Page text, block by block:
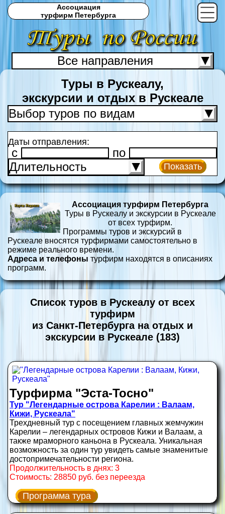
Ассоциация
турфирм Петербурга
Все направления
Туры в Рускеалу,
экскурсии и отдых в Рускеале
Выбор туров по видам
Даты отправления:
c
по
Длительность
Показать
Ассоциация турфирм Петербурга
Туры в Рускеалу и экскурсии в Рускеале
от всех турфирм.
Программы туров и экскурсий в
Рускеале вносятся турфирмами самостоятельно в
режиме реального времени.
Адреса и телефоны турфирм находятся в описаниях
программ.
Список туров в Рускеалу от всех
турфирм
из Санкт-Петербурга на отдых и
экскурсии в Рускеале (183)
Турфирма "Эста-Тосно"
Тур "Легендарные острова Карелии : Валаам,
Кижи, Рускеала"
Трехдневный тур с посещением главных жемчужин
Карелии – легендарных островов Кижи и Валаам, а
также мраморного каньона в Рускеала. Уникальная
возможность за один тур увидеть самые знаменитые
достопримечательности региона.
Продолжительность в днях: 3
Стоимость: 28850 руб. без переезда
Программа тура